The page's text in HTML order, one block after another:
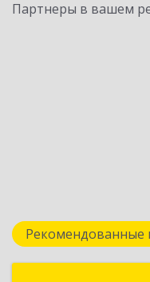
Партнеры в вашем
Рекомендованные